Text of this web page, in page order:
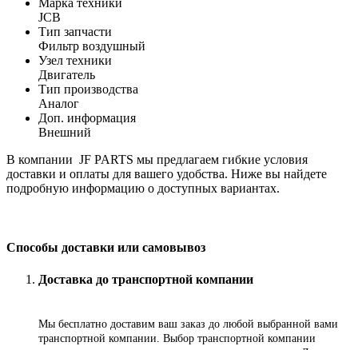
Марка техники
JCB
Тип запчасти
Фильтр воздушный
Узел техники
Двигатель
Тип производства
Аналог
Доп. информация
Внешний
В компании JF PARTS мы предлагаем гибкие условия
доставки и оплаты для вашего удобства. Ниже вы найдете
подробную информацию о доступных вариантах.
Способы доставки или самовывоз
Доставка до транспортной компании
Мы бесплатно доставим ваш заказ до любой выбранной вами
транспортной компании. Выбор транспортной компании